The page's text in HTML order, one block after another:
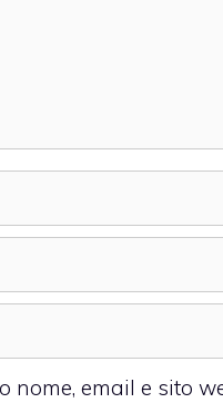
nome, email e sito